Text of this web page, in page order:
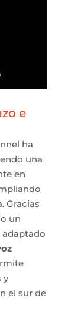
e
ha
una
en
Gracias
un
y
el sur de